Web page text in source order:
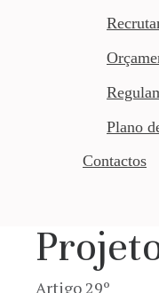
Plano
Contactos
Artigo 29º